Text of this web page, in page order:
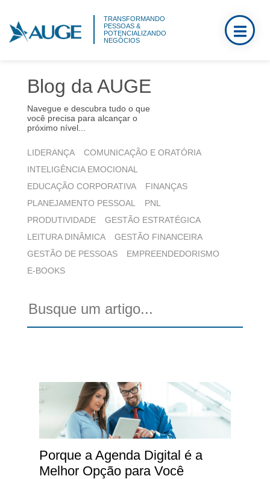
TRANSFORMANDO
PESSOAS &
POTENCIALIZANDO
NEGÓCIOS
Blog da AUGE
Navegue e descubra tudo o que
você precisa para alcançar o
próximo nível...
LIDERANÇA
COMUNICAÇÃO E ORATÓRIA
INTELIGÊNCIA EMOCIONAL
EDUCAÇÃO CORPORATIVA
FINANÇAS
PLANEJAMENTO PESSOAL
PNL
PRODUTIVIDADE
GESTÃO ESTRATÉGICA
LEITURA DINÂMICA
GESTÃO FINANCEIRA
GESTÃO DE PESSOAS
EMPREENDEDORISMO
E-BOOKS
Porque a Agenda Digital é a
Melhor Opção para Você